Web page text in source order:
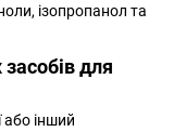
ізопропанол та
для
або інший